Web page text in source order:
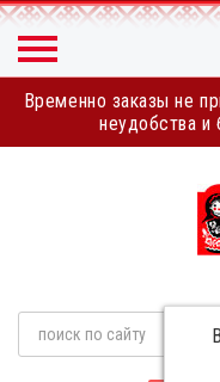
Временно заказы не
неудобства и